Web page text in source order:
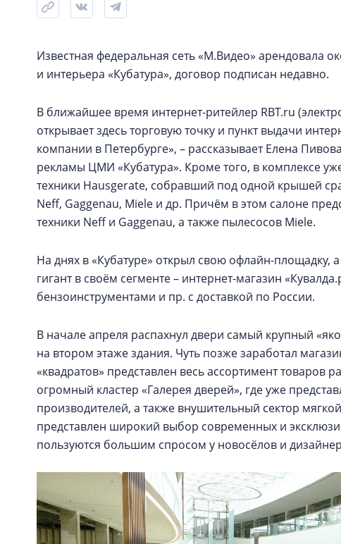
Известная федеральная сеть «М.Видео» арендовала
и интерьера «Кубатура», договор подписан недавно.
В ближайшее время интернет-ритейлер RBT.ru
открывает здесь торговую точку и пункт выдачи
компании в Петербурге», – рассказывает Елена
рекламы ЦМИ «Кубатура». Кроме того, в комплексе
техники Hausgerate, собравший под одной крышей
Neff, Gaggenau, Miele и др. Причём в этом салоне
техники Neff и Gaggenau, а также пылесосов Miele.
На днях в «Кубатуре» открыл свою офлайн-площадку,
гигант в своём сегменте – интернет-магазин
бензоинструментами и пр. с доставкой по России.
В начале апреля распахнул двери самый крупный
на втором этаже здания. Чуть позже заработал
«квадратов» представлен весь ассортимент
огромный кластер «Галерея дверей», где уже
производителей, а также внушительный сектор
представлен широкий выбор современных и
пользуются большим спросом у новосёлов и